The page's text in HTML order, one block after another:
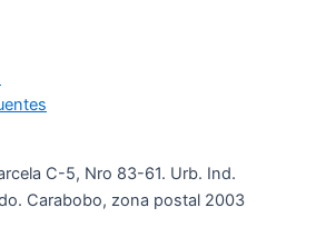
C-5, Nro 83-61. Urb. Ind.
Carabobo, zona postal 2003